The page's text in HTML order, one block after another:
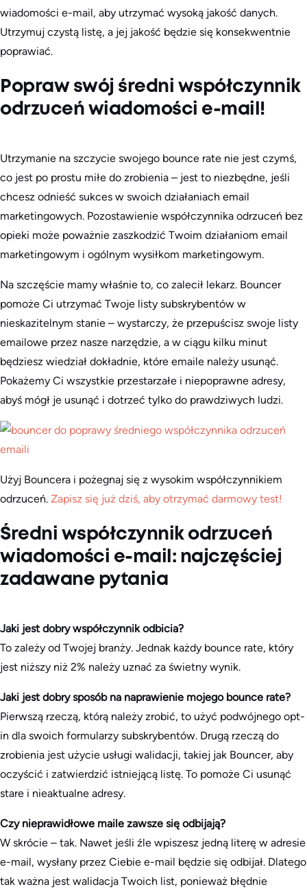
wiadomości e-mail, aby utrzymać wysoką jakość danych.
Utrzymuj czystą listę, a jej jakość będzie się konsekwentnie
poprawiać.
Popraw swój średni współczynnik
odrzuceń wiadomości e-mail!
Utrzymanie na szczycie swojego bounce rate nie jest czymś,
co jest po prostu miłe do zrobienia – jest to niezbędne, jeśli
chcesz odnieść sukces w swoich działaniach email
marketingowych. Pozostawienie współczynnika odrzuceń bez
opieki może poważnie zaszkodzić Twoim działaniom email
marketingowym i ogólnym wysiłkom marketingowym.
Na szczęście mamy właśnie to, co zalecił lekarz. Bouncer
pomoże Ci utrzymać Twoje listy subskrybentów w
nieskazitelnym stanie – wystarczy, że przepuścisz swoje listy
emailowe przez nasze narzędzie, a w ciągu kilku minut
będziesz wiedział dokładnie, które emaile należy usunąć.
Pokażemy Ci wszystkie przestarzałe i niepoprawne adresy,
abyś mógł je usunąć i dotrzeć tylko do prawdziwych ludzi.
Użyj Bouncera i pożegnaj się z wysokim współczynnikiem
odrzuceń. Zapisz się już dziś, aby otrzymać darmowy test!
Średni współczynnik odrzuceń
wiadomości e-mail: najczęściej
zadawane pytania
Jaki jest dobry współczynnik odbicia?
To zależy od Twojej branży. Jednak każdy bounce rate, który
jest niższy niż 2% należy uznać za świetny wynik.
Jaki jest dobry sposób na naprawienie mojego bounce rate?
Pierwszą rzeczą, którą należy zrobić, to użyć podwójnego opt-
in dla swoich formularzy subskrybentów. Drugą rzeczą do
zrobienia jest użycie usługi walidacji, takiej jak Bouncer, aby
oczyścić i zatwierdzić istniejącą listę. To pomoże Ci usunąć
stare i nieaktualne adresy.
Czy nieprawidłowe maile zawsze się odbijają?
W skrócie – tak. Nawet jeśli źle wpiszesz jedną literę w adresie
e-mail, wysłany przez Ciebie e-mail będzie się odbijał. Dlatego
tak ważna jest walidacja Twoich list, ponieważ błędnie